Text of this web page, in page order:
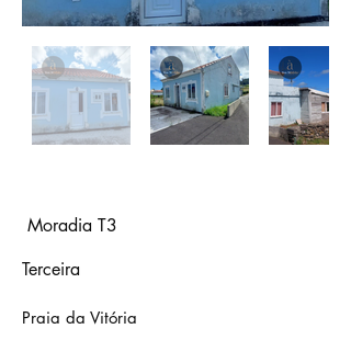
Moradia T3
Terceira
Praia da Vitória